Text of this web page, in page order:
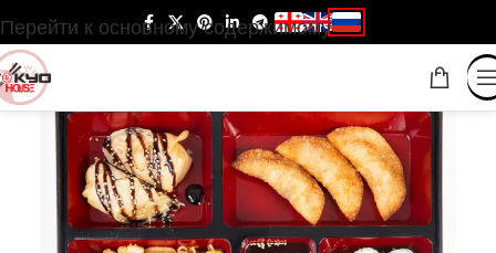
Перейти к основному содержимому